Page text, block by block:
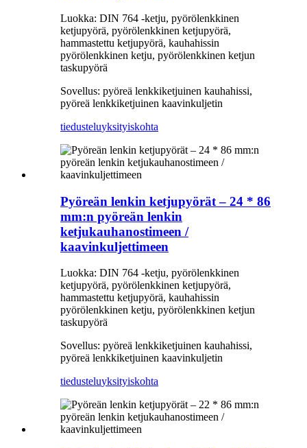
Luokka: DIN 764 -ketju, pyörölenkkinen
ketjupyörä, pyörölenkkinen ketjupyörä,
hammastettu ketjupyörä, kauhahissin
pyörölenkkinen ketju, pyörölenkkinen ketjun
taskupyörä
Sovellus: pyöreä lenkkiketjuinen kauhahissi,
pyöreä lenkkiketjuinen kaavinkuljetin
tiedusteluyksityiskohta
Pyöreän lenkin ketjupyörät – 24 * 86
mm:n pyöreän lenkin
ketjukauhanostimeen /
kaavinkuljettimeen
Luokka: DIN 764 -ketju, pyörölenkkinen
ketjupyörä, pyörölenkkinen ketjupyörä,
hammastettu ketjupyörä, kauhahissin
pyörölenkkinen ketju, pyörölenkkinen ketjun
taskupyörä
Sovellus: pyöreä lenkkiketjuinen kauhahissi,
pyöreä lenkkiketjuinen kaavinkuljetin
tiedusteluyksityiskohta